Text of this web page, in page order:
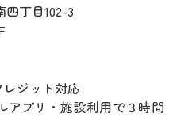
四丁目102-3
レジット対応
アプリ・施設利用で３時間